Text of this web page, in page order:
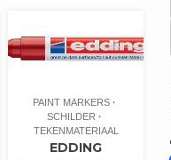
PAINT MARKERS
SCHILDER
TEKENMATERIAAL
EDDING